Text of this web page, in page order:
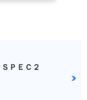
ＰＥＣ２